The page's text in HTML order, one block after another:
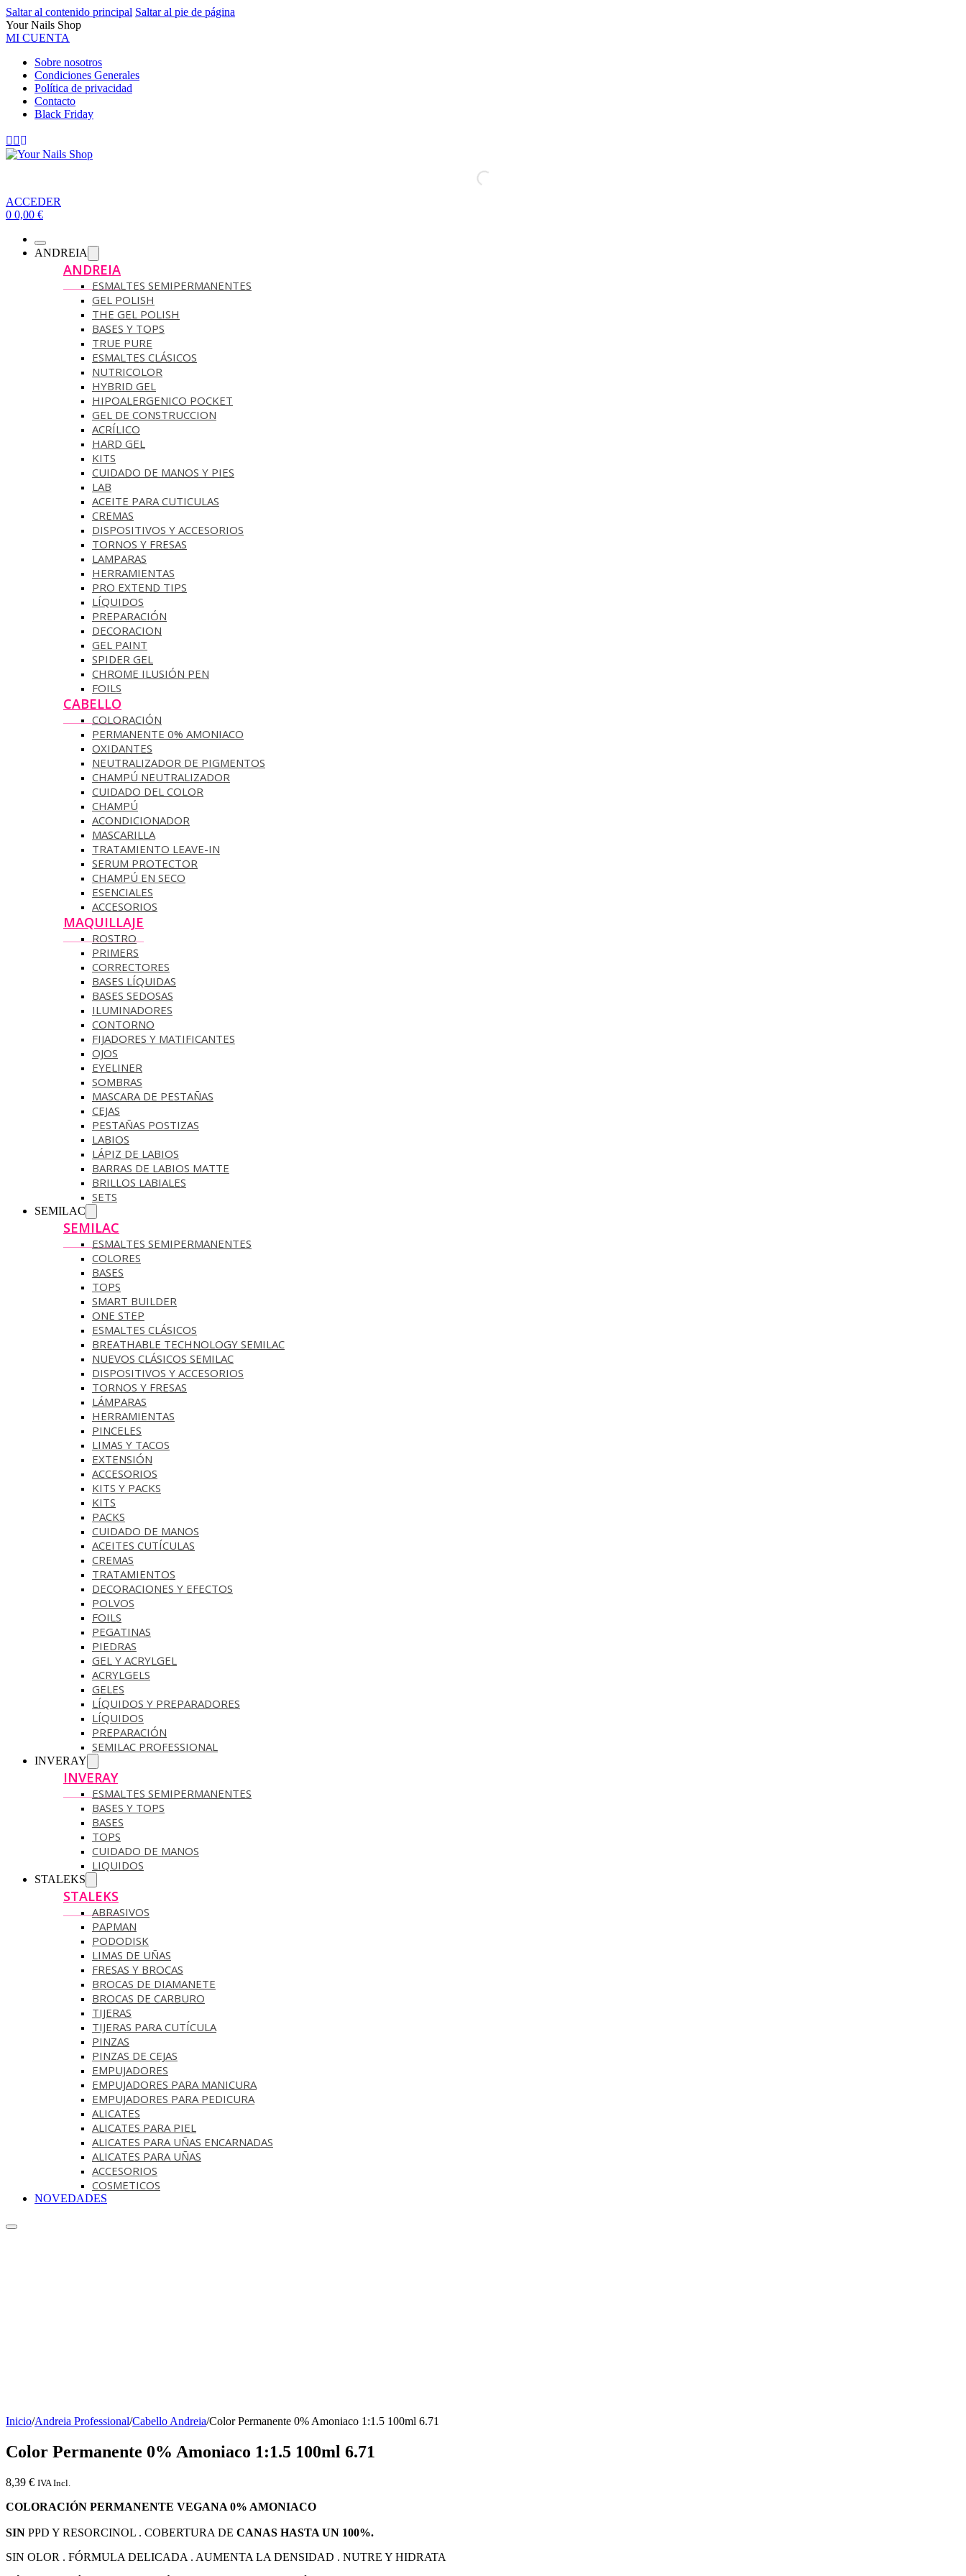
Saltar al contenido principal Saltar al pie de página
Your Nails Shop
MI CUENTA
Sobre nosotros
Condiciones Generales
Política de privacidad
Contacto
Black Friday
ACCEDER
0 0,00 €
ANDREIA
ANDREIA
ESMALTES SEMIPERMANENTES
GEL POLISH
THE GEL POLISH
BASES Y‎ TOPS
TRUE PURE
ESMALTES CLÁSICOS
NUTRICOLOR
HYBRID GEL
HIPOALERGENICO POCKET
GEL DE CONSTRUCCION
ACRÍLICO
HARD GEL
KITS
CUIDADO DE MANOS Y PIES
LAB
ACEITE PARA CUTICULAS
CREMAS
DISPOSITIVOS Y ACCESORIOS
TORNOS Y FRESAS
LAMPARAS
HERRAMIENTAS
PRO EXTEND TIPS
LÍQUIDOS
PREPARACIÓN
DECORACION
GEL PAINT
SPIDER GEL
CHROME ILUSIÓN PEN
FOILS
CABELLO
COLORACIÓN
PERMANENTE 0% AMONIACO
OXIDANTES
NEUTRALIZADOR DE PIGMENTOS
CHAMPÚ NEUTRALIZADOR
CUIDADO DEL COLOR
CHAMPÚ
ACONDICIONADOR
MASCARILLA
TRATAMIENTO LEAVE-IN
SERUM PROTECTOR
CHAMPÚ EN SECO
ESENCIALES
ACCESORIOS
MAQUILLAJE
ROSTRO
PRIMERS
CORRECTORES
BASES LÍQUIDAS
BASES SEDOSAS
ILUMINADORES
CONTORNO
FIJADORES Y MATIFICANTES
OJOS
EYELINER
SOMBRAS
MASCARA DE PESTAÑAS
CEJAS
PESTAÑAS POSTIZAS
LABIOS
LÁPIZ DE LABIOS
BARRAS DE LABIOS MATTE
BRILLOS LABIALES
SETS
SEMILAC
SEMILAC
ESMALTES SEMIPERMANENTES
COLORES
BASES
TOPS
SMART BUILDER
ONE STEP
ESMALTES CLÁSICOS
BREATHABLE TECHNOLOGY SEMILAC
NUEVOS CLÁSICOS SEMILAC
DISPOSITIVOS Y ACCESORIOS
TORNOS Y FRESAS
LÁMPARAS
HERRAMIENTAS
PINCELES
LIMAS Y TACOS
EXTENSIÓN
ACCESORIOS
KITS Y PACKS
KITS
PACKS
CUIDADO DE MANOS
ACEITES CUTÍCULAS
CREMAS
TRATAMIENTOS
DECORACIONES Y EFECTOS
POLVOS
FOILS
PEGATINAS
PIEDRAS
GEL Y ACRYLGEL
ACRYLGELS
GELES
LÍQUIDOS Y PREPARADORES
LÍQUIDOS
PREPARACIÓN
SEMILAC PROFESSIONAL
INVERAY
INVERAY
ESMALTES SEMIPERMANENTES
BASES Y TOPS
BASES
TOPS
CUIDADO DE MANOS
LIQUIDOS
STALEKS
STALEKS
ABRASIVOS
PAPMAN
PODODISK
LIMAS DE UÑAS
FRESAS Y BROCAS
BROCAS DE DIAMANETE
BROCAS DE CARBURO
TIJERAS
TIJERAS PARA CUTÍCULA
PINZAS
PINZAS DE CEJAS
EMPUJADORES
EMPUJADORES PARA MANICURA
EMPUJADORES PARA PEDICURA
ALICATES
ALICATES PARA PIEL
ALICATES PARA UÑAS ENCARNADAS
ALICATES PARA UÑAS
ACCESORIOS
COSMETICOS
NOVEDADES
Inicio/Andreia Professional/Cabello Andreia/Color Permanente 0% Amoniaco 1:1.5 100ml 6.71
Color Permanente 0% Amoniaco 1:1.5 100ml 6.71
8,39 € IVA Incl.
COLORACIÓN PERMANENTE VEGANA 0% AMONIACO
SIN PPD Y RESORCINOL . COBERTURA DE CANAS HASTA UN 100%.
SIN OLOR . FÓRMULA DELICADA . AUMENTA LA DENSIDAD . NUTRE Y HIDRATA